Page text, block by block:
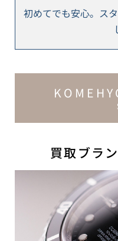
初めてでも安心。ス
買取ブラ